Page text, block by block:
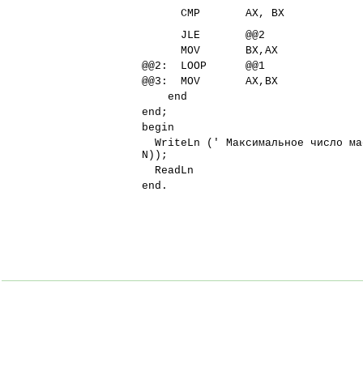
CMP AX, BX
JLE @@2
MOV BX,AX
@@2: LOOP @@1
@@3: MOV AX,BX
end
end;
begin
WriteLn (' Максимальное число
N));
ReadLn
end.